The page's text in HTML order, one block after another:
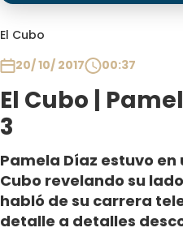
El Cubo
20/ 10/ 2017
00:37
El Cubo |
3
Pamela Díaz estuvo
Cubo revelando su
habló de su carrera
detalle a detalles
Contigo en Directo
Plan Perfecto
Sabingo